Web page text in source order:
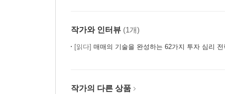
작가와 인터뷰 (1개)
[읽다] 매매의 기술을 완성하는 62가지 투자 심리 전
작가의 다른 상품